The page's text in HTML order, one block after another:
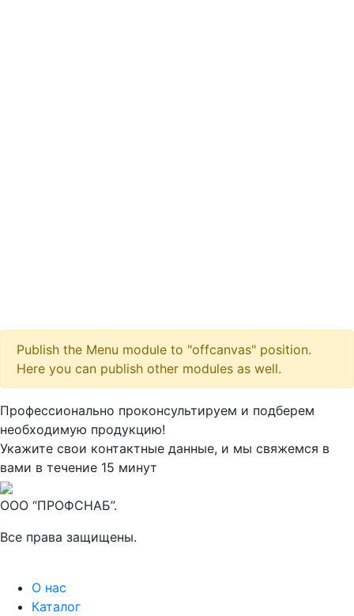
Publish the Menu module to "offcanvas" position.
Here you can publish other modules as well.
М ● консультант ПРОФСНАБ
Профессионально проконсультируем и подберем
необходимую продукцию!
Укажите свои контактные данные, и мы свяжемся в
вами в течение 15 минут
ООО “ПРОФСНАБ”.
Все права защищены.
О нас
Каталог